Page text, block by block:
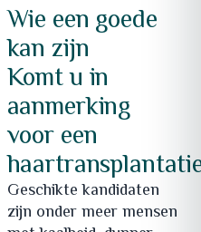
Wie een goede
kan zijn
Komt u in
aanmerking
voor een
Geschikte kandidaten
zijn onder meer mensen